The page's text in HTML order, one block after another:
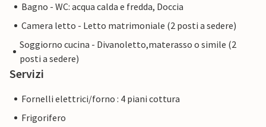
Bagno - WC: acqua calda e fredda, Doccia
Camera letto - Letto matrimoniale (2 posti a sedere)
Soggiorno cucina - Divanoletto,materasso o simile (2
posti a sedere)
Servizi
Fornelli elettrici/forno : 4 piani cottura
Frigorifero